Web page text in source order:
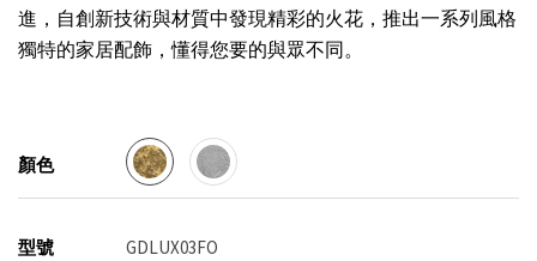
進，自創新技術與材質中發現精彩的火花，推出一系列風格
獨特的家居配飾，懂得您要的與眾不同。
顏色
型號 GDLUX03FO